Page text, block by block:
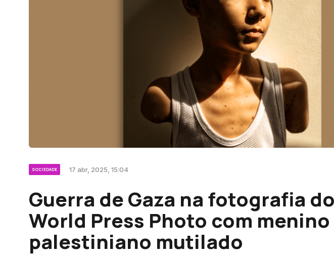
SOCIEDADE 17 abr, 2025, 15:04
Guerra de Gaza na fotografia
World Press Photo com menino
palestiniano mutilado